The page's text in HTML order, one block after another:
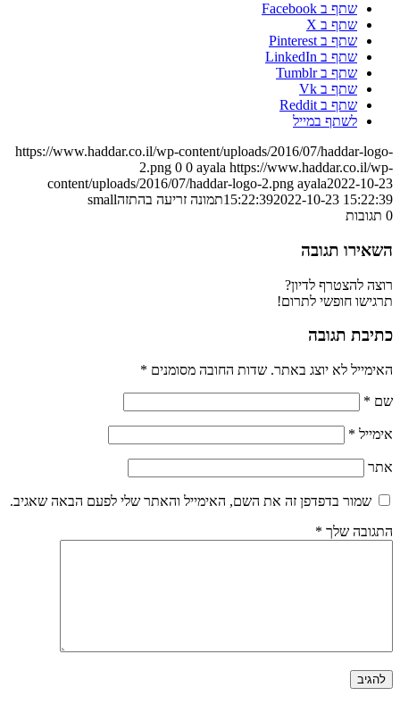
שתף ב Facebook
שתף ב X
שתף ב Pinterest
שתף ב LinkedIn
שתף ב Tumblr
שתף ב Vk
שתף ב Reddit
לשתף במייל
https://www.haddar.co.il/wp-content/uploads/2016/07/haddar-logo-
2.png 0 0 ayala https://www.haddar.co.il/wp-
content/uploads/2016/07/haddar-logo-2.png ayala2022-10-23
15:22:392022-10-23 15:22:39
תמונה זריעה בהתזהsmall
0 תגובות
השאירו תגובה
רוצה להצטרף לדיון?
תרגישו חופשי לתרום!
כתיבת תגובה
האימייל לא יוצג באתר. שדות החובה מסומנים *
שם *
אימייל *
אתר
שמור בדפדפן זה את השם, האימייל והאתר שלי לפעם הבאה שאגיב.
התגובה שלך *